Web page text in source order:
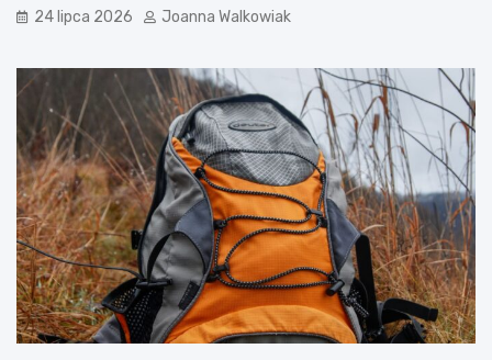
24 lipca 2026 Joanna Walkowiak